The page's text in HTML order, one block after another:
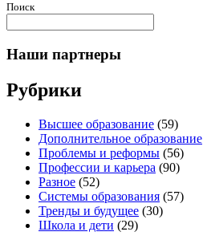
Поиск
Наши партнеры
Рубрики
Высшее образование (59)
Дополнительное образование
Проблемы и реформы (56)
Профессии и карьера (90)
Разное (52)
Системы образования (57)
Тренды и будущее (30)
Школа и дети (29)